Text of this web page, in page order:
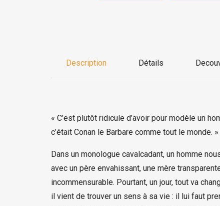
Description Détails
« C’est plutôt ridicule d’avoir pour modèle un
c’était Conan le Barbare comme tout le monde. »
Dans un monologue cavalcadant, un homme
avec un père envahissant, une mère
incommensurable. Pourtant, un jour, tout va
il vient de trouver un sens à sa vie : il lui faut